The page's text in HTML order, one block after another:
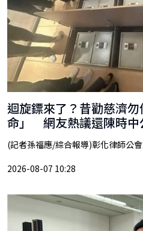
迴旋鏢來了？昔勸慈濟
命」 網友熱議還陳時中
(記者孫福應/綜合報導)彰化律師公
2026-08-07 10:28